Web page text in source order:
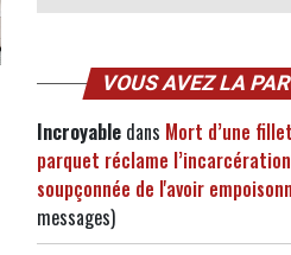
VOUS AVEZ LA
Incroyable dans Mort d’une
parquet réclame
soupçonnée de l'avoir
messages)